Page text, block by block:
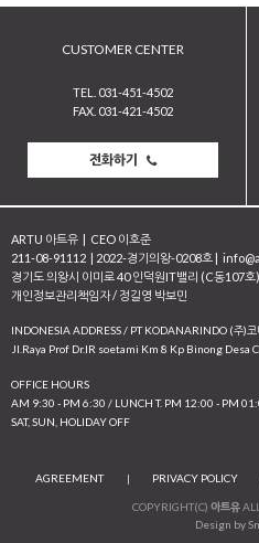
CUSTOMER CENTER
TEL. 031-451-4502
FAX. 031-421-4502
전화하기
ARTU 아트유 | CEO 이호준
211-08-91112 | 2022-경기의왕-0208호 |
경기도 의왕시 이미로 40 인덕원IT밸리 (C동107호)
개인정보관리책임자 / 정길영 박보민
INDONESIA ADDRESS / PT KODANARINDO (주)코
JI.Raya Prof Dr.IR soetami Km 8 Kp Binong
OFFICE HOURS
AM 9:30 - PM 6:30 / LUNCH T. PM 12:00 - PM
SAT, SUN, HOLIDAY OFF
AGREEMENT | PRIVACY POLICY
COPYRIGHT(C) 아트유